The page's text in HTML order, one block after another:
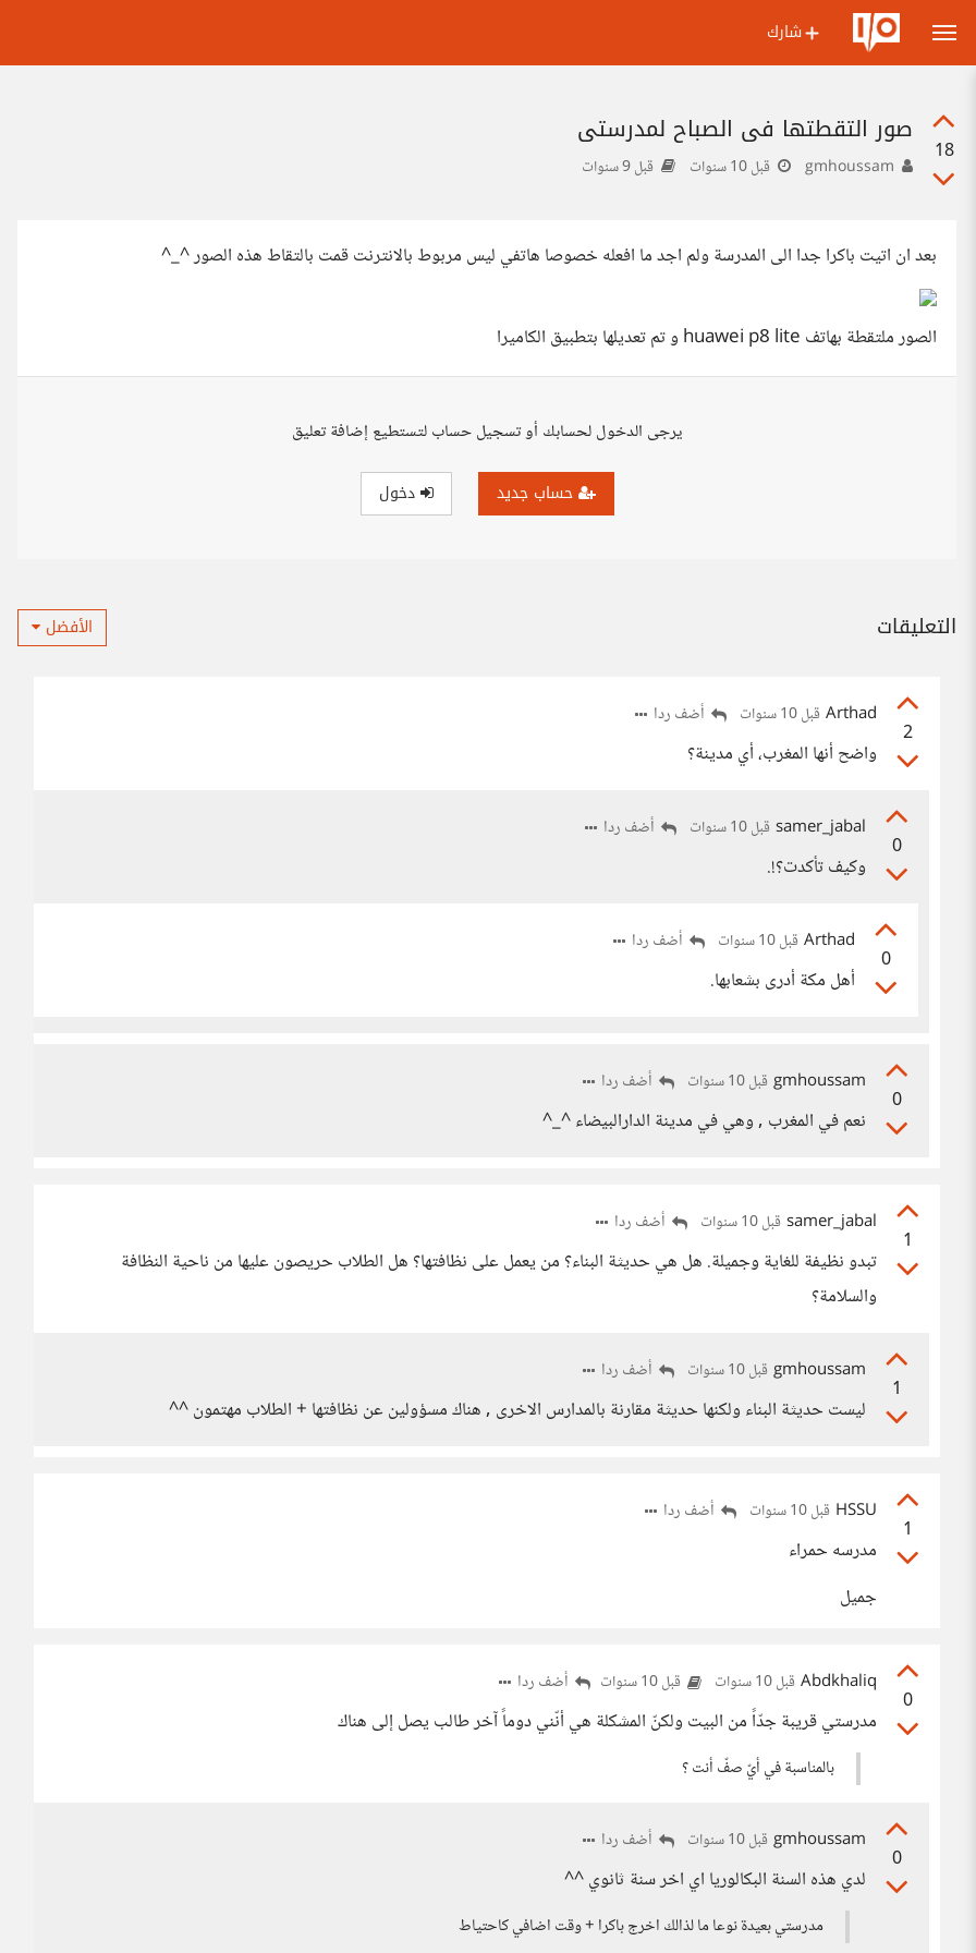
شارك
18
صور التقطتها في الصباح لمدرستي
قبل 10 سنوات قبل 9 سنوات
بعد ان اتيت باكرا جدا الى المدرسة ولم اجد ما افعله خصوصا هاتفي ليس مربوط بالانترنت قمت بالتقاط هذه الصور ^_^
الصور ملتقطة بهاتف huawei p8 lite و تم تعديلها بتطبيق الكاميرا
يرجى الدخول لحسابك أو تسجيل حساب لتستطيع إضافة تعليق
حساب جديد دخول
التعليقات الأفضل
2
Arthad قبل 10 سنوات أضف ردا
واضح أنها المغرب، أي مدينة؟
0
samer_jabal قبل 10 سنوات أضف ردا
وكيف تأكدت؟!.
0
Arthad قبل 10 سنوات أضف ردا
أهل مكة أدرى بشعابها.
0
gmhoussam قبل 10 سنوات أضف ردا
نعم في المغرب , وهي في مدينة الدارالبيضاء ^_^
1
samer_jabal قبل 10 سنوات أضف ردا
تبدو نظيفة للغاية وجميلة. هل هي حديثة البناء؟ من يعمل على نظافتها؟ هل الطلاب حريصون عليها من ناحية النظافة
والسلامة؟
1
gmhoussam قبل 10 سنوات أضف ردا
ليست حديثة البناء ولكنها حديثة مقارنة بالمدارس الاخرى , هناك مسؤولين عن نظافتها + الطلاب مهتمون ^^
1
HSSU قبل 10 سنوات أضف ردا
مدرسه حمراء
جميل
0
Abdkhaliq قبل 10 سنوات قبل 10 سنوات أضف ردا
مدرستي قريبة جدّاً من البيت ولكنّ المشكلة هي أنّني دوماً آخر طالب يصل إلى هناك
بالمناسبة في أيّ صفّ أنت ؟
0
gmhoussam قبل 10 سنوات أضف ردا
لدي هذه السنة البكالوريا اي اخر سنة ثانوي ^^
مدرستي بعيدة نوعا ما لذالك اخرج باكرا + وقت اضافي كاحتياط